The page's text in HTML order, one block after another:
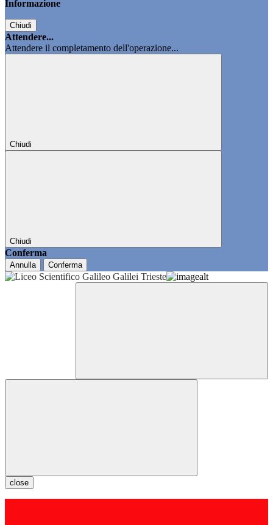
Informazione
Chiudi
Attendere...
Attendere il completamento dell'operazione...
Chiudi
Chiudi
Conferma
Annulla Conferma
close